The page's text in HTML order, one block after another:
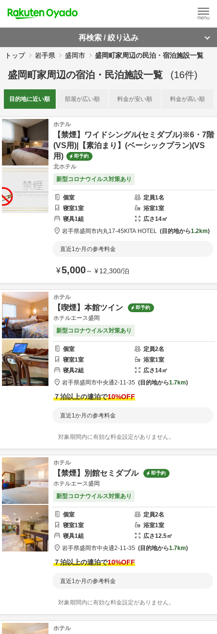
再検索 / 絞り込み
トップ 岩手県 盛岡市 盛岡町家周辺の民泊・宿泊施設一覧
盛岡町家周辺の宿泊・民泊施設一覧 (16件)
目的地に近い順 部屋が広い順 料金が安い順 料金が高い順
ホテル
【禁煙】ワイドシングル(セミダブル)※6・7階
(VS用)|【素泊まり】(ベーシックプラン)(VS
用)
即予約
北ホテル
新型コロナウイルス対策あり
個室 定員1名
寝室1室 浴室1室
寝具1組 広さ14㎡
岩手県盛岡市内丸17-45 KITA HOTEL 目的地から1.2km
直近1か月の参考料金
¥5,000～ ¥12,300/泊
ホテル
【喫煙】本館ツイン 即予約
ホテルエース盛岡
新型コロナウイルス対策あり
個室 定員2名
寝室1室 浴室1室
寝具2組 広さ14㎡
岩手県盛岡市中央通2-11-35 目的地から1.7km
７泊以上の連泊で10%OFF
直近1か月の参考料金
対象期間内に有効な料金設定がありません。
ホテル
【禁煙】別館セミダブル 即予約
ホテルエース盛岡
新型コロナウイルス対策あり
個室 定員2名
寝室1室 浴室1室
寝具1組 広さ12.5㎡
岩手県盛岡市中央通2-11-35 目的地から1.7km
７泊以上の連泊で10%OFF
直近1か月の参考料金
対象期間内に有効な料金設定がありません。
ホテル